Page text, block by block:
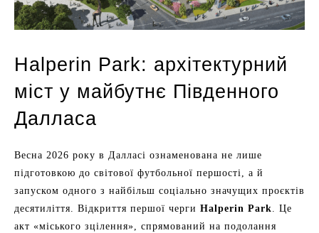
Halperin Park: архітектурний
міст у майбутнє Південного
Далласа
Весна 2026 року в Далласі ознаменована не лише
підготовкою до світової футбольної першості, а й
запуском одного з найбільш соціально значущих проєктів
десятиліття. Відкриття першої черги Halperin Park. Це
акт «міського зцілення», спрямований на подолання